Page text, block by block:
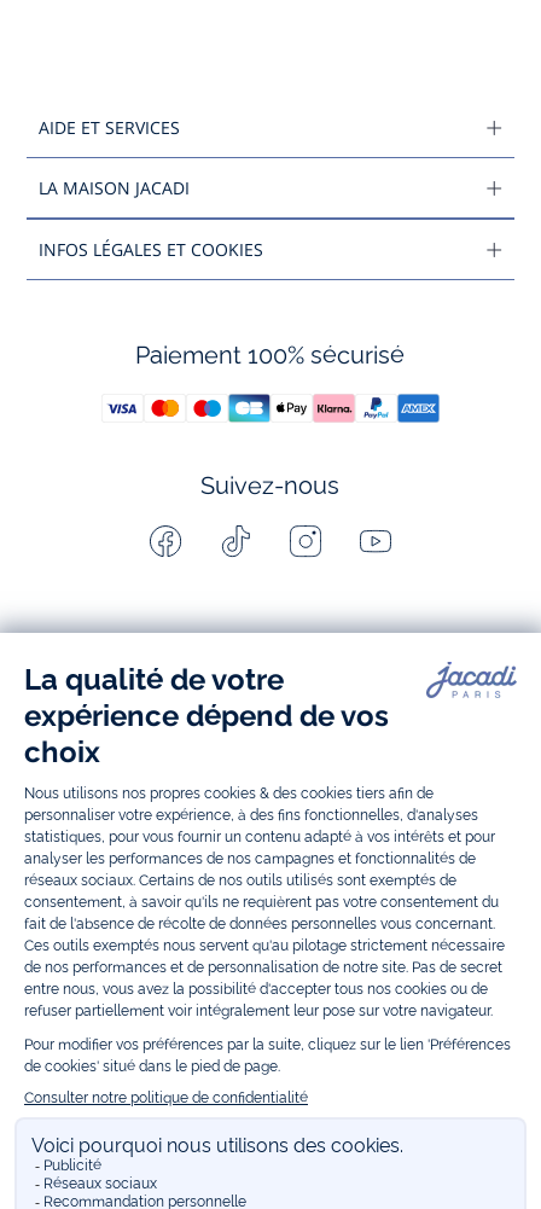
AIDE ET SERVICES
LA MAISON JACADI
INFOS LÉGALES ET COOKIES
Paiement 100% sécurisé
Suivez-nous
Facebook
Paris
Tiktok
Paris
Instagram
Paris
Youtube
Paris
vêtements etchaussures
, à la fois élégants et intemporels. Retrouvez,
entre autres, nos collections de body, blouse et combinaison pour les
nouveaux-nés
, de t-shirt, pull et short pour les
et de pantalons,
chaussettes et accessoires pour les enfantsde 1 mois à 12 ans.
Découvrez nos collections mode et tendance pour filles et garçons.
Grâce àJacadi Seconde Vie
trouvez des idéescadeaux de Noël. Un heureux événement est arrivé ?
Retrouvez nos idéescadeaux de naissance, ainsi que lemobilier
Bénéficiez également de prix réduits avec nos collections spéciales de
vêtements enfants en soldeset de notrecollection Outlettoute l’année.
Guettez lespromotions Prix Doux, une opération spéciale Jacadi avec
des vêtements enfant à prix tout ronds. Adhérez au programme de
Fidélité Jacadi afin de profiter desventes privées. Retrouvez la collection
Les Essentielset ses vêtements emblématiques aux couleurs de la
marque, la collectionReflexaux vêtements originaux et ludiques avec
des détails réfléchissants, la collectionSport Chicaussi innovante
qu'élégante, ainsi que les Petits tricotspour compléter le vestiaire de
bébé. Pour passer l’automne et l’hiver au chaud, Jacadi vous propose une
lesJolis Jours, c’est l’occasion de retrouver la nouvelle collection Jacadi
bébé et enfant à prix doux. Un mariage, un baptême, une communion de
prévue ? Trouvez unetenue de cérémonie
les sacsTohana, confectionnés en partenariat avec l'Association
situation de grande précarité d’apprendre le métier de couturière.
Découvrez aussi
transmettre. Pour bien s'équiper pour la